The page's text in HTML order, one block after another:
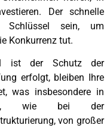
Der schnelle
sein, um
Konkurrenz tut.
ist der Schutz der
erfolgt, bleiben Ihre
was insbesondere in
wie bei der
von großer